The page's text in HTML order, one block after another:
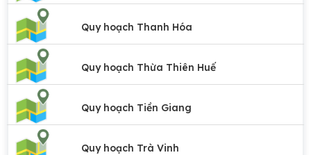
Quy hoạch Thanh Hóa
Quy hoạch Thừa Thiên Huế
Quy hoạch Tiền Giang
Quy hoạch Trà Vinh